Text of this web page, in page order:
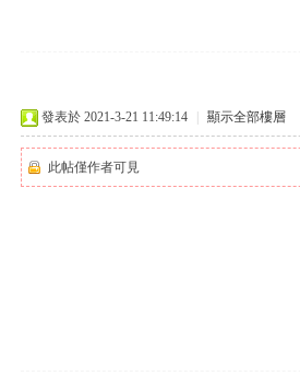
發表於 2021-3-21 11:49:14 顯示全部樓層
此帖僅作者可見